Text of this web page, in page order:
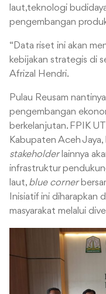
laut,teknologi
pengembangan
“Data riset ini akan
kebijakan strategis di
Afrizal Hendri.
Pulau Reusam
pengembangan
berkelanjutan. FPIK
Kabupaten Aceh
stakeholderlainnya
infrastruktur
laut, blue corner
Inisiatif ini diharapkan
masyarakat melalui